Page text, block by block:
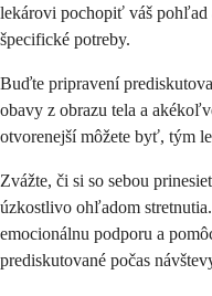
lekárovi pochopiť váš
špecifické potreby.
Buďte pripravení
obavy z obrazu tela a
otvorenejší môžete byť, tým
Zvážte, či si so sebou
úzkostlivo ohľadom
emocionálnu podporu a
prediskutované počas